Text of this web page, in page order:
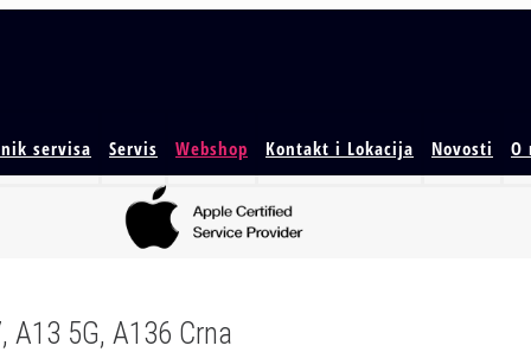
servisa Servis Webshop Kontakt i Lokacija Novosti O
A13 5G, A136 Crna